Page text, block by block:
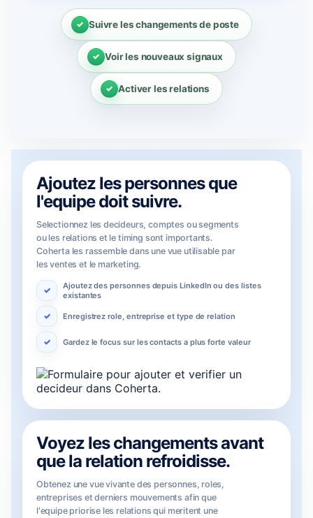
Suivre les changements de poste
Voir les nouveaux signaux
Activer les relations
Ajoutez les personnes que
l'equipe doit suivre.
Selectionnez les decideurs, comptes ou segments
ou les relations et le timing sont importants.
Coherta les rassemble dans une vue utilisable par
les ventes et le marketing.
Ajoutez des personnes depuis LinkedIn ou des listes
existantes
Enregistrez role, entreprise et type de relation
Gardez le focus sur les contacts a plus forte valeur
Voyez les changements avant
que la relation refroidisse.
Obtenez une vue vivante des personnes, roles,
entreprises et derniers mouvements afin que
l'equipe priorise les relations qui meritent une